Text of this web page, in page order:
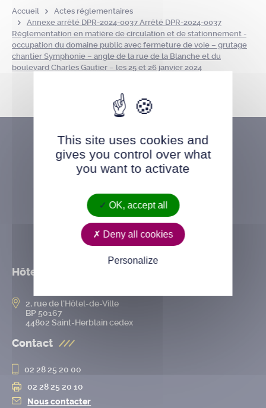
Accueil
Actes réglementaires
Annexe arrêté DPR-2024-0037 Arrêté DPR-2024-0037
Réglementation en matière de circulation et de stationnement -
occupation du domaine public avec fermeture de voie – grutage
chantier Symphonie – angle de la rue de la Blanche et du
boulevard Charles Gautier – les 25 et 26 janvier 2024
Hôtel de ville
2, rue de l’Hôtel-de-Ville
BP 50167
44802 Saint-Herblain cedex
Contact
02 28 25 20 00
02 28 25 20 10
Nous contacter
This site uses cookies and
gives you control over what
you want to activate
OK, accept all
Deny all cookies
Personalize